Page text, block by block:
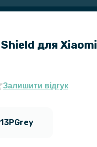
для
Залишити відгук